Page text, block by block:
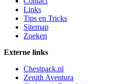
Links
Tips en Tricks
Sitemap
Zoeken
Externe links
Chestpack.nl
Zenith Aventura